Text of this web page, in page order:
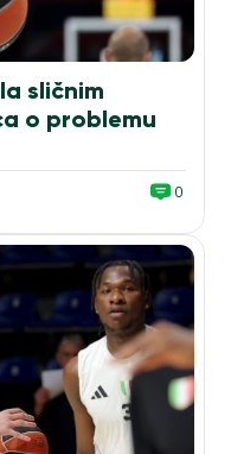
sličnim
o problemu
0